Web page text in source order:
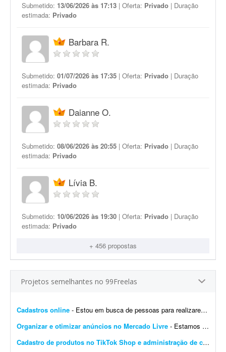
Submetido: 13/06/2026 às 17:13 | Oferta: Privado | Duração
estimada: Privado
Barbara R.
Submetido: 01/07/2026 às 17:35 | Oferta: Privado | Duração
estimada: Privado
Daianne O.
Submetido: 08/06/2026 às 20:55 | Oferta: Privado | Duração
estimada: Privado
Lívia B.
Submetido: 10/06/2026 às 19:30 | Oferta: Privado | Duração
estimada: Privado
+ 456 propostas
Projetos semelhantes no 99Freelas
Cadastros online - Estou em busca de pessoas para realizarem cadastros em plataformas online, seguindo um passo a passo simples. As atividades são rápidas e levam aproximadamente 5 minutos para serem co...
Organizar e otimizar anúncios no Mercado Livre - Estamos buscando um profissional detalhista e eficiente para otimizar inúmeros anúncios existentes no Mercado Livre. O trabalho envolve duas frentes principais para garantir a correta...
Cadastro de produtos no TikTok Shop e administração de conta